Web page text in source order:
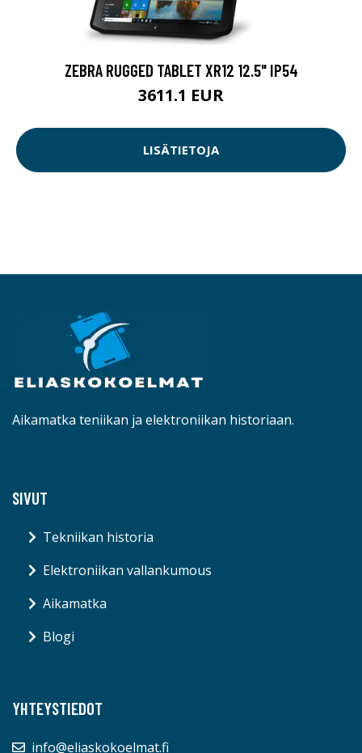
ZEBRA RUGGED TABLET XR12 12.5" IP54
3611.1 EUR
LISÄTIETOJA
Aikamatka teniikan ja elektroniikan historiaan.
SIVUT
Tekniikan historia
Elektroniikan vallankumous
Aikamatka
Blogi
YHTEYSTIEDOT
info@eliaskokoelmat.fi